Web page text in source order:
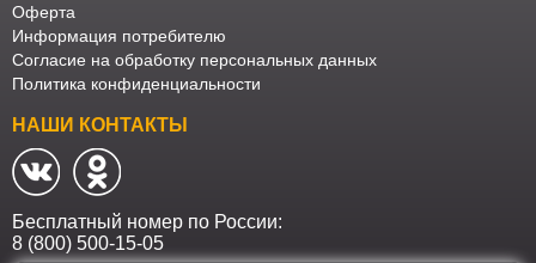
Оферта
Информация потребителю
Согласие на обработку персональных данных
Политика конфиденциальности
НАШИ КОНТАКТЫ
Бесплатный номер по России:
8 (800) 500-15-05